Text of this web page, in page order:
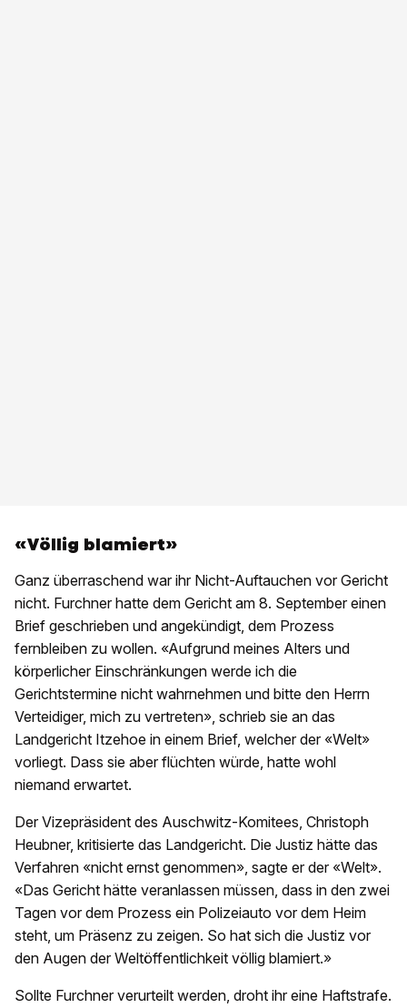
«Völlig blamiert»
Ganz überraschend war ihr Nicht-Auftauchen vor Gericht
nicht. Furchner hatte dem Gericht am 8. September einen
Brief geschrieben und angekündigt, dem Prozess
fernbleiben zu wollen. «Aufgrund meines Alters und
körperlicher Einschränkungen werde ich die
Gerichtstermine nicht wahrnehmen und bitte den Herrn
Verteidiger, mich zu vertreten», schrieb sie an das
Landgericht Itzehoe in einem Brief, welcher der «Welt»
vorliegt. Dass sie aber flüchten würde, hatte wohl
niemand erwartet.
Der Vizepräsident des Auschwitz-Komitees, Christoph
Heubner, kritisierte das Landgericht. Die Justiz hätte das
Verfahren «nicht ernst genommen», sagte er der «Welt».
«Das Gericht hätte veranlassen müssen, dass in den zwei
Tagen vor dem Prozess ein Polizeiauto vor dem Heim
steht, um Präsenz zu zeigen. So hat sich die Justiz vor
den Augen der Weltöffentlichkeit völlig blamiert.»
Sollte Furchner verurteilt werden, droht ihr eine Haftstrafe.